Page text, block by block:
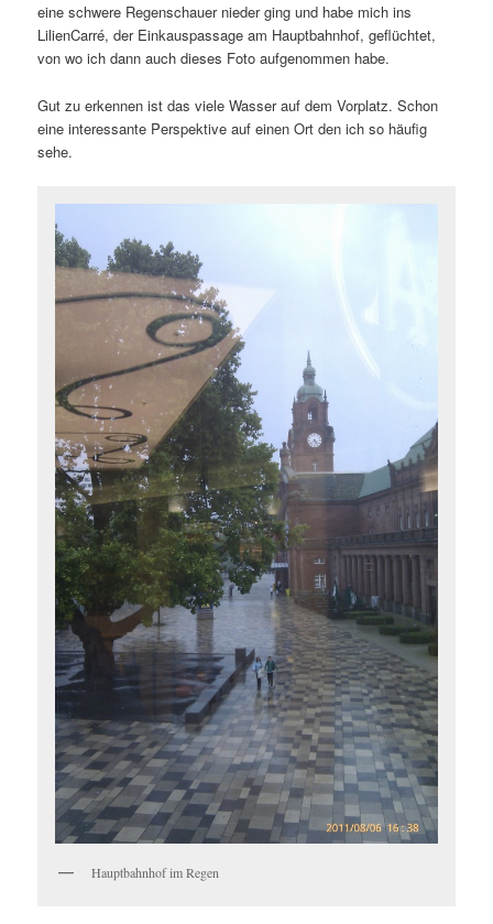
eine schwere Regenschauer nieder ging und habe mich ins
LilienCarré, der Einkauspassage am Hauptbahnhof, geflüchtet,
von wo ich dann auch dieses Foto aufgenommen habe.
Gut zu erkennen ist das viele Wasser auf dem Vorplatz. Schon
eine interessante Perspektive auf einen Ort den ich so häufig
sehe.
Hauptbahnhof im Regen